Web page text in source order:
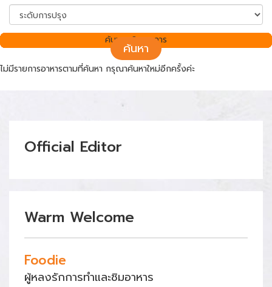
ค้นหา
ไม่มีรายการอาหารตามที่ค้นหา กรุณาค้นหาใหม่อีกครั้งค่ะ
ค้นพบ 0 รายการ
Official Editor
Warm Welcome
Foodie
ผู้หลงรักการทำและชิมอาหาร